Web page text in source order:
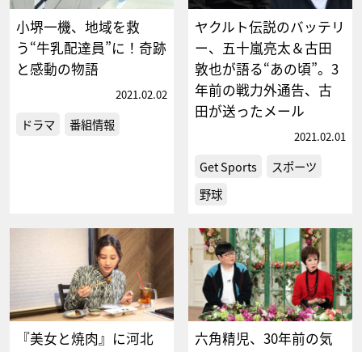
小堺一機、地域を救
う“牛乳配達員”に！奇跡
と感動の物語
2021.02.02
ドラマ 番組情報
ヤクルト伝説のバッテリ
ー、五十嵐亮太＆古田
敦也が語る“あの頃”。3
年前の戦力外通告、古
田が送ったメール
2021.02.01
Get Sports
スポーツ
野球
『美女と焼肉』に河北
六角精児、30年前の気